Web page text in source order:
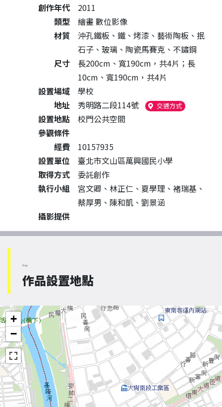
創作年代
2011
類型
繪畫 數位影像
材質
沖孔鐵板、鐵、烤漆、藝術陶板、抿
石子、玻璃、陶瓷馬賽克、不鏽鋼
尺寸
長200cm、寬190cm，共4片；長
10cm、寬190cm，共4片
設置場域
學校
地址
秀明路二段114號 交通方式（另開新視窗
設置地點
校門公共空間
參觀條件
經費
10157935
設置單位
臺北市文山區萬興國民小學
取得方式
委託創作
執行小組
宮文卿、林正仁、夏學理、褚瑞基、
蔡厚男、陳和凱、劉景涵
攝影提供
Map
作品設置地點
+
−